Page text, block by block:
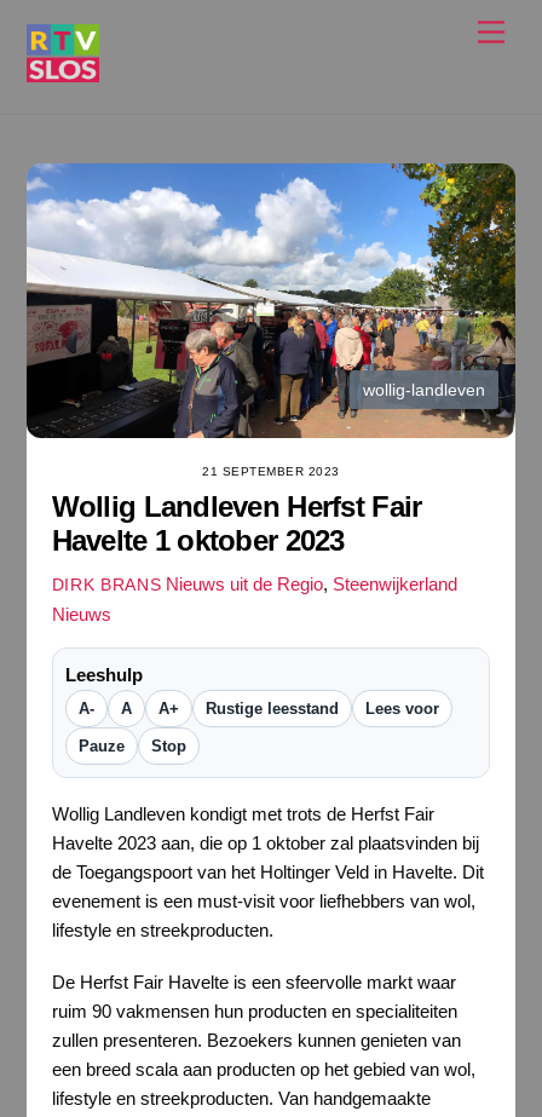
wollig-landleven
21 SEPTEMBER 2023
Wollig Landleven Herfst Fair
Havelte 1 oktober 2023
DIRK BRANS Nieuws uit de Regio, Steenwijkerland
Nieuws
Leeshulp
A- A A+ Rustige leesstand Lees voor
Pauze Stop
Wollig Landleven kondigt met trots de Herfst Fair
Havelte 2023 aan, die op 1 oktober zal plaatsvinden bij
de Toegangspoort van het Holtinger Veld in Havelte. Dit
evenement is een must-visit voor liefhebbers van wol,
lifestyle en streekproducten.
De Herfst Fair Havelte is een sfeervolle markt waar
ruim 90 vakmensen hun producten en specialiteiten
zullen presenteren. Bezoekers kunnen genieten van
een breed scala aan producten op het gebied van wol,
lifestyle en streekproducten. Van handgemaakte